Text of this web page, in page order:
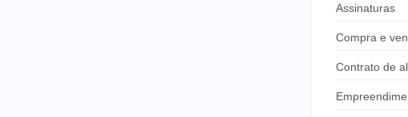
Assinaturas
Compra e
Contrato de